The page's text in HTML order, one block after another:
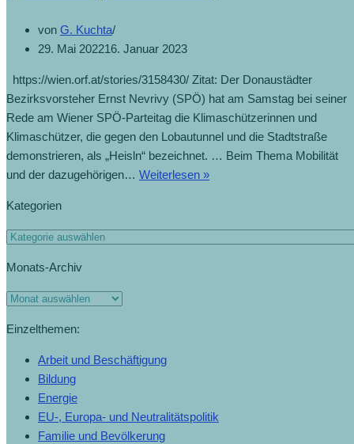
von G. Kuchta
29. Mai 202216. Januar 2023
https://wien.orf.at/stories/3158430/ Zitat: Der Donaustädter
Bezirksvorsteher Ernst Nevrivy (SPÖ) hat am Samstag bei seiner
Rede am Wiener SPÖ-Parteitag die Klimaschützerinnen und
Klimaschützer, die gegen den Lobautunnel und die Stadtstraße
demonstrieren, als „Heisln“ bezeichnet. … Beim Thema Mobilität
und der dazugehörigen… Weiterlesen »
Kategorien
Monats-Archiv
Einzelthemen:
Arbeit und Beschäftigung
Bildung
Energie
EU-, Europa- und Neutralitätspolitik
Familie und Bevölkerung